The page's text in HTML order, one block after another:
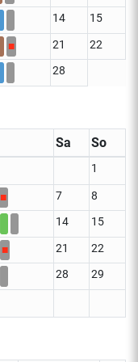
14 15
■ 21
22
28
Sa So
1
■ 7
8
14 15
■ 21
22
28 29